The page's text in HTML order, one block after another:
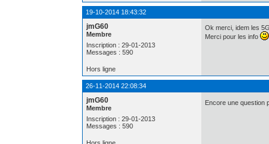
19-10-2014 18:43:32
jmG60
Membre
Inscription : 29-01-2013
Messages : 590
Ok merci, idem les
Merci pour les info
Hors ligne
26-11-2014 22:08:34
jmG60
Membre
Inscription : 29-01-2013
Messages : 590
Encore une question